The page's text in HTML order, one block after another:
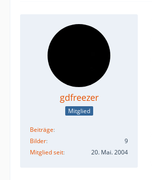
gdfreezer
Mitglied
Beiträge
Bilder
9
Mitglied seit
20. Mai. 2004